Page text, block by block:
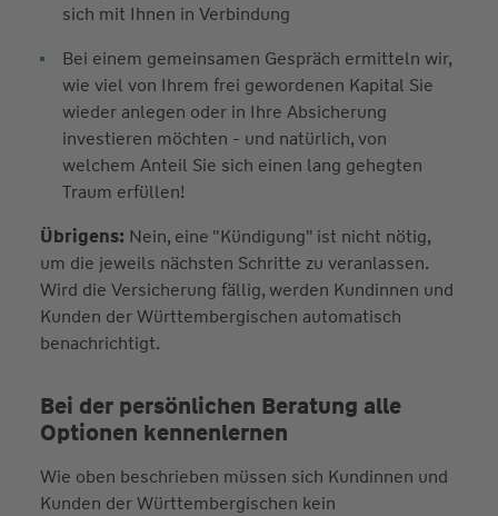
sich mit Ihnen in Verbindung
Bei einem gemeinsamen Gespräch ermitteln wir,
wie viel von Ihrem frei gewordenen Kapital Sie
wieder anlegen oder in Ihre Absicherung
investieren möchten - und natürlich, von
welchem Anteil Sie sich einen lang gehegten
Traum erfüllen!
Übrigens: Nein, eine "Kündigung" ist nicht nötig,
um die jeweils nächsten Schritte zu veranlassen.
Wird die Versicherung fällig, werden Kundinnen und
Kunden der Württembergischen automatisch
benachrichtigt.
Bei der persönlichen Beratung alle
Optionen kennenlernen
Wie oben beschrieben müssen sich Kundinnen und
Kunden der Württembergischen kein